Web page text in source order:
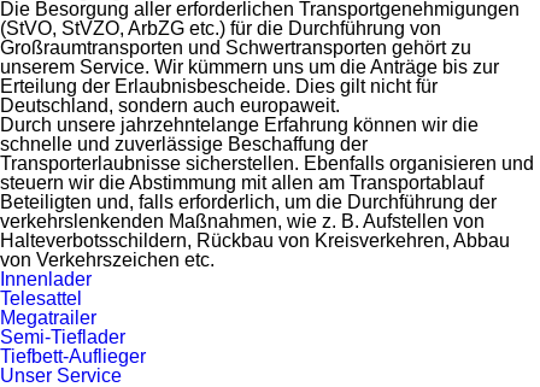
Die Besorgung aller erforderlichen Transportgenehmigungen
(StVO, StVZO, ArbZG etc.) für die Durchführung von
Großraumtransporten und Schwertransporten gehört zu
unserem Service. Wir kümmern uns um die Anträge bis zur
Erteilung der Erlaubnisbescheide. Dies gilt nicht für
Deutschland, sondern auch europaweit.
Durch unsere jahrzehntelange Erfahrung können wir die
schnelle und zuverlässige Beschaffung der
Transporterlaubnisse sicherstellen. Ebenfalls organisieren und
steuern wir die Abstimmung mit allen am Transportablauf
Beteiligten und, falls erforderlich, um die Durchführung der
verkehrslenkenden Maßnahmen, wie z. B. Aufstellen von
Halteverbotsschildern, Rückbau von Kreisverkehren, Abbau
von Verkehrszeichen etc.
Innenlader
Telesattel
Megatrailer
Semi-Tieflader
Tiefbett-Auflieger
Unser Service